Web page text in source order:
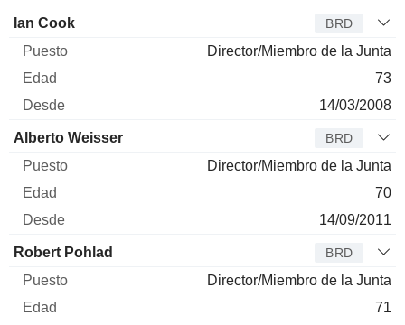
Ian Cook BRD
Director/Miembro de la Junta
73
14/03/2008
Alberto Weisser BRD
Director/Miembro de la Junta
70
14/09/2011
Robert Pohlad BRD
Director/Miembro de la Junta
71